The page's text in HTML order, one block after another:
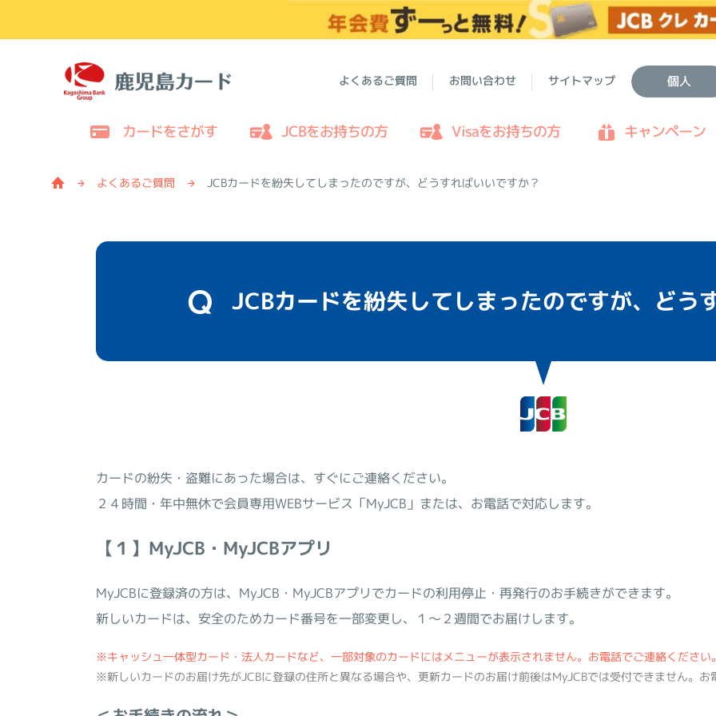
よくあるご質問 お問い合わせ サイトマップ 個人
カードをさがす JCBをお持ちの方 Visaをお持ちの方 キャンペーン
よくあるご質問 JCBカードを紛失してしまったのですが、どうすればいいですか？
JCBカードを紛失してしまったのですが、どう
カードの紛失・盗難にあった場合は、すぐにご連絡ください。
２４時間・年中無休で会員専用WEBサービス「MyJCB」または、お電話で対応します。
【１】MyJCB・MyJCBアプリ
MyJCBに登録済の方は、MyJCB・MyJCBアプリでカードの利用停止・再発行のお手続きができます。
新しいカードは、安全のためカード番号を一部変更し、１～２週間でお届けします。
※キャッシュ一体型カード・法人カードなど、一部対象のカードにはメニューが表示されません。お電話でご連絡ください。
※新しいカードのお届け先がJCBに登録の住所と異なる場合や、更新カードのお届け前後はMyJCBでは受付できません。お